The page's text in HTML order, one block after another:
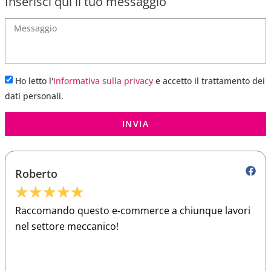
Ho letto l'Informativa sulla privacy e accetto il trattamento dei
dati personali.
INVIA
Roberto
★★★★★
Raccomando questo e-commerce a chiunque lavori
nel settore meccanico!